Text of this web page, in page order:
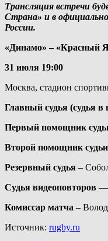
Трансляция встречи
Страна» и в
России.
«Динамо» – «Красный
31 июля 19:00
Москва, стадион
Главный судья (судья в
Первый помощник
Второй помощник судьи
Резервный судья –
Судья видеоповторов —
Комиссар матча –
Источник: rugby.ru